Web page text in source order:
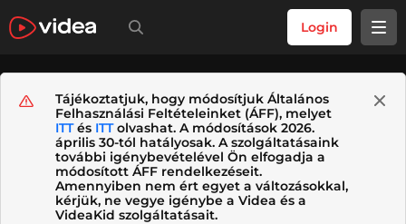
Login
Tájékoztatjuk, hogy módosítjuk Általános
Felhasználási Feltételeinket (ÁFF), melyet
ITTés ITTolvashat. A módosítások 2026.
április 30-tól hatályosak. A szolgáltatásaink
további igénybevételével Ön elfogadja a
módosított ÁFF rendelkezéseit.
Amennyiben nem ért egyet a változásokkal,
kérjük, ne vegye igénybe a Videa és a
VideaKid szolgáltatásait.